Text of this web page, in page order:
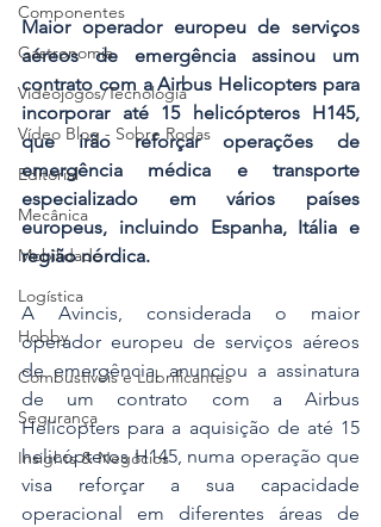
Componentes
Gastronomia
Videojogos/Tecnologia
Vídeo Blog - Sobre Rodas
Editorial
Mecânica
Mobilidade
Logística
Hobby
Combustíveis e Lubrificantes
Segurança
Insights & Negócios
Maior operador europeu de serviços
aéreos de emergência assinou um
contrato com a Airbus Helicopters para
incorporar até 15 helicópteros H145,
que irão reforçar operações de
emergência médica e transporte
especializado em vários países
europeus, incluindo Espanha, Itália e
região nórdica.
A Avincis, considerada o maior
operador europeu de serviços aéreos
de emergência, anunciou a assinatura
de um contrato com a Airbus
Helicopters para a aquisição de até 15
helicópteros H145, numa operação que
visa reforçar a sua capacidade
operacional em diferentes áreas de